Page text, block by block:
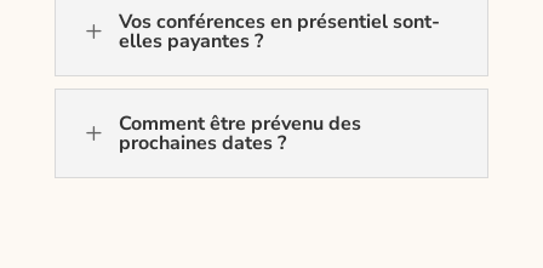
L Vos conférences en présentiel sont-
elles payantes ?
L Comment être prévenu des
prochaines dates ?